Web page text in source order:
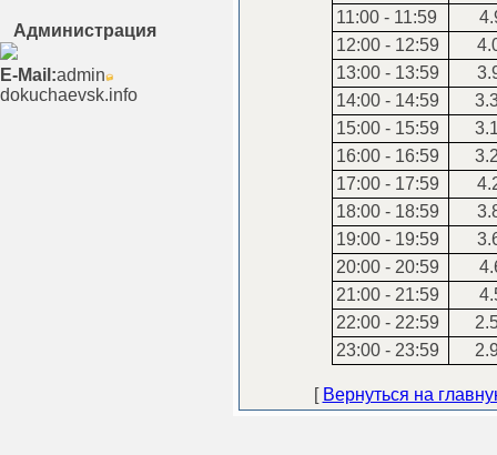
Администрация
E-Mail:admin
dokuchaevsk.info
11:00 - 11:59
12:00 - 12:59
13:00 - 13:59
14:00 - 14:59
15:00 - 15:59
16:00 - 16:59
17:00 - 17:59
18:00 - 18:59
19:00 - 19:59
20:00 - 20:59
21:00 - 21:59
22:00 - 22:59
23:00 - 23:59
[ Вернуться на